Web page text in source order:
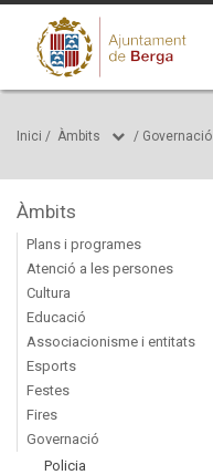
Inici / Àmbits / Governació
Àmbits
Plans i programes
Atenció a les persones
Cultura
Educació
Associacionisme i entitats
Esports
Festes
Fires
Governació
Policia